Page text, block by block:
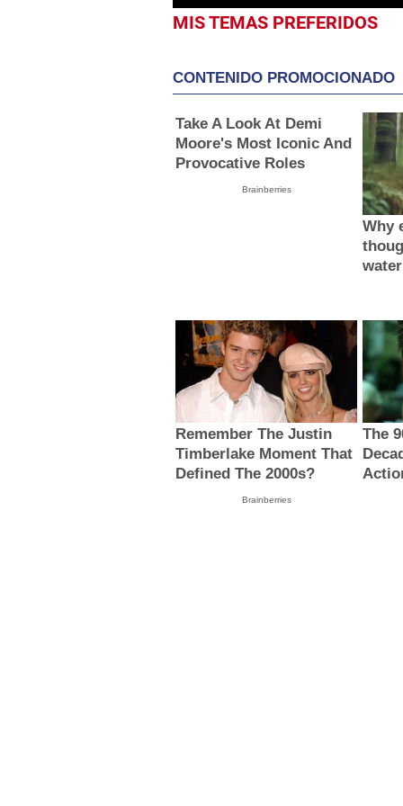
MIS TEMAS PREFERIDOS
CONTENIDO PROMOCIONADO
Take A Look At Demi
Moore's Most Iconic And
Provocative Roles
Brainberries
Why
Remember The Justin
Timberlake Moment That
Defined The 2000s?
Brainberries
The